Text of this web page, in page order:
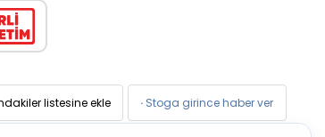
listesine ekle · Stoga girince haber ver